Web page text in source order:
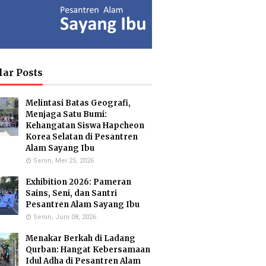
MI
Yayuk Sundari, SE
Food Quality Control
Suhariningsih, M.
Biology
Maulana Malik
Irsyad, M.Pd
Biology Teacher
Posts
Melintasi Batas Geografi,
Menjaga Satu Bumi:
Kehangatan Siswa Hapcheon
Korea Selatan di Pesantren
Alam Sayang Ibu
Senin, Mei 25, 2026
Exhibition 2026: Pameran
Sains, Seni, dan Santri
Pesantren Alam Sayang Ibu
Senin, Juni 08, 2026
Menakar Berkah di Ladang
Qurban: Hangat Kebersamaan
Idul Adha di Pesantren Alam